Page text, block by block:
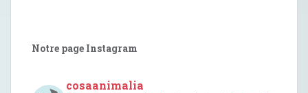
Notre page Instagram
cosaanimalia